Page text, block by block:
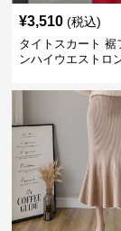
¥3,510 (税込)
タイトスカート 裾
ンハイウエストロ